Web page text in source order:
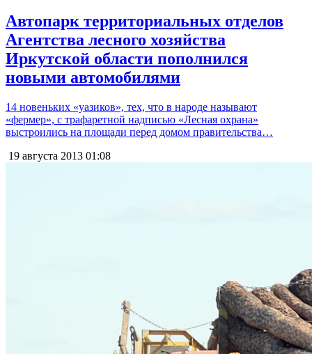
Автопарк территориальных отделов
Агентства лесного хозяйства
Иркутской области пополнился
новыми автомобилями
14 новеньких «уазиков», тех, что в народе называют
«фермер», с трафаретной надписью «Лесная охрана»
выстроились на площади перед домом правительства…
19 августа 2013 01:08